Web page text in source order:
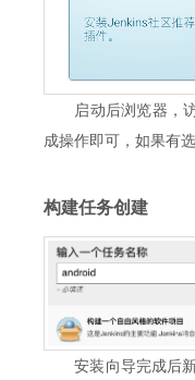
启动后浏览器，
成操作即可，如果有
构建任务创建
安装向导完成后新